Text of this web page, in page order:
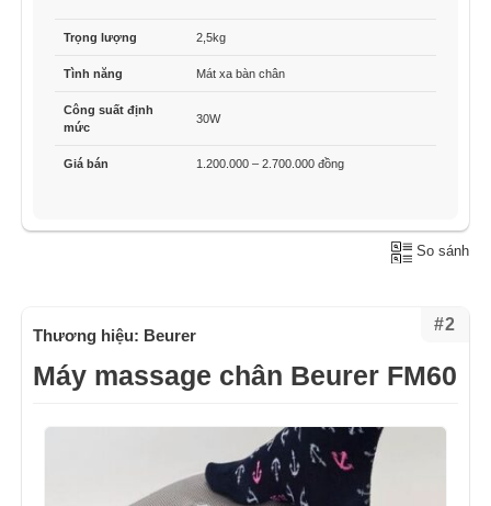
Trọng lượng 2,5kg
Tình năng Mát xa bàn chân
Công suất định
mức
30W
Giá bán 1.200.000 – 2.700.000 đồng
So sánh
#2
Thương hiệu: Beurer
Máy massage chân Beurer FM60